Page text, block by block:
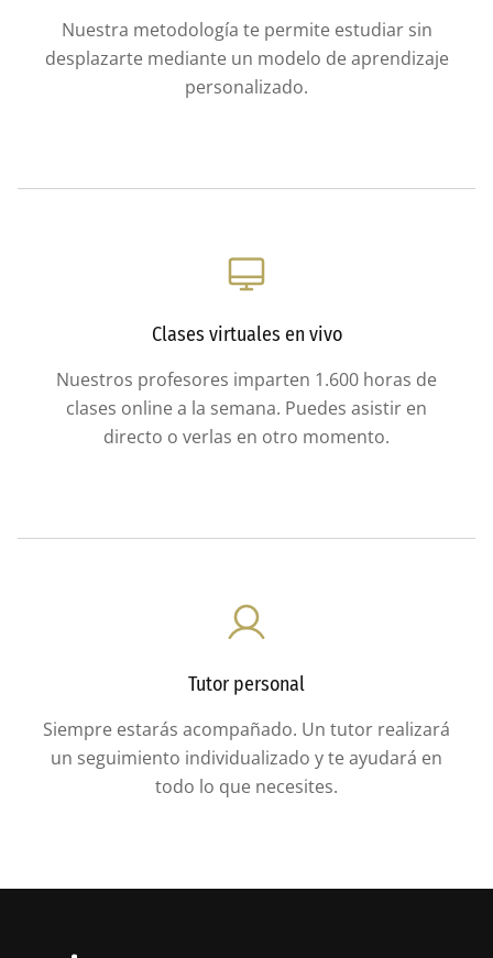
Nuestra metodología te permite estudiar sin
desplazarte mediante un modelo de aprendizaje
personalizado.
Clases virtuales en vivo
Nuestros profesores imparten 1.600 horas de
clases online a la semana. Puedes asistir en
directo o verlas en otro momento.
Tutor personal
Siempre estarás acompañado. Un tutor realizará
un seguimiento individualizado y te ayudará en
todo lo que necesites.